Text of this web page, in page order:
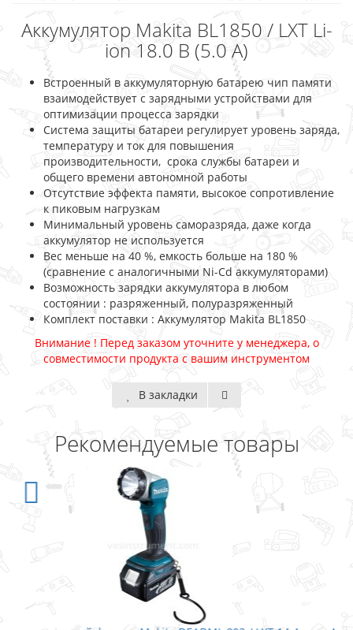
Аккумулятор Makita BL1850 / LXT Li-
ion 18.0 В (5.0 А)
Встроенный в аккумуляторную батарею чип памяти
взаимодействует с зарядными устройствами для
оптимизации процесса зарядки
Система защиты батареи регулирует уровень заряда,
температуру и ток для повышения
производительности, срока службы батареи и
общего времени автономной работы
Отсутствие эффекта памяти, высокое сопротивление
к пиковым нагрузкам
Минимальный уровень саморазряда, даже когда
аккумулятор не используется
Вес меньше на 40 %, емкость больше на 180 %
(сравнение с аналогичными Ni-Cd аккумуляторами)
Возможность зарядки аккумулятора в любом
состоянии : разряженный, полуразряженный
Комплект поставки : Аккумулятор Makita BL1850
Внимание ! Перед заказом уточните у менеджера, о
совместимости продукта с вашим инструментом
В закладки
Рекомендуемые товары